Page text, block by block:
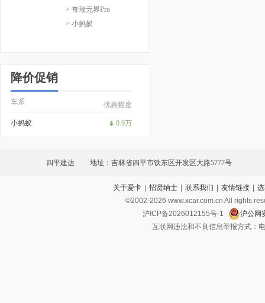
> 奇瑞无界Pro
> 小蚂蚁
降价促销
车系 优惠幅度
小蚂蚁 0.9万
四平建达 地址：吉林省四平市铁东区开发区大路5777号
关于爱卡 | 招贤纳士 | 联系我们 | 友情链接 |
©2002-2026 www.xcar.com.cn All rights
沪ICP备2026012155号-1
沪公网
互联网违法和不良信息举报方式：